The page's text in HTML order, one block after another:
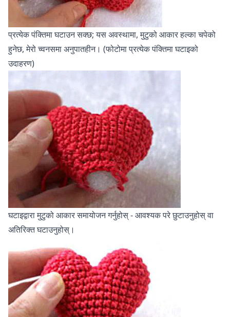
प्रत्येक पंक्तिमा घटाउन सक्छ; यस अवस्थामा, मुटुको आकार हल्का चपेको
हुनेछ, मेरो च्वनसमा अनुपातहीन। (फोटोमा प्रत्येक पंक्तिमा घटाइको
उदाहरण)
घटाइद्वारा मुटुको आकार समायोजन गर्नुहोस् - आवश्यक परे छुटाउनुहोस् वा
अतिरिक्त घटाउनुहोस्।